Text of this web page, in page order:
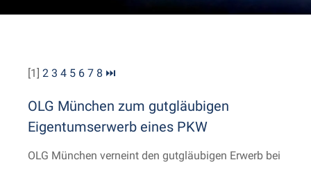
[1] 2 3 4 5 6 7 8 ⏭
OLG München zum gutgläubigen
Eigentumserwerb eines PKW
OLG München verneint den gutgläubigen Erwerb bei